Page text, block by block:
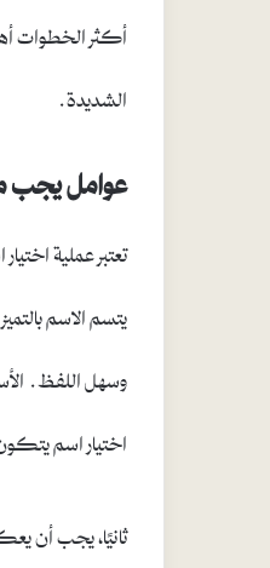
أكثر الخطوات
الشديدة.
عوامل يجب
تعتبر عملية
يتسم الاسم
وسهل اللفظ.
اختيار اسم
ثانيًا، يجب أن